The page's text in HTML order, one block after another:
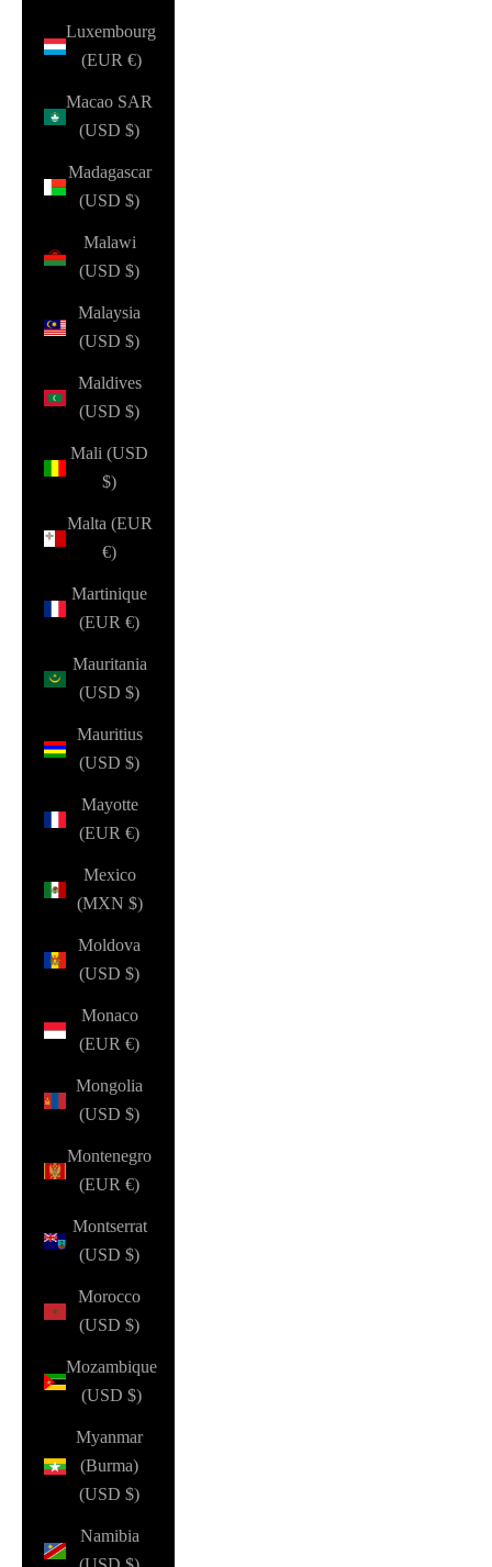
Luxembourg
(EUR €)
Macao SAR
(USD $)
Madagascar
(USD $)
Malawi
(USD $)
Malaysia
(USD $)
Maldives
(USD $)
Mali (USD
$)
Malta (EUR
€)
Martinique
(EUR €)
Mauritania
(USD $)
Mauritius
(USD $)
Mayotte
(EUR €)
Mexico
(MXN $)
Moldova
(USD $)
Monaco
(EUR €)
Mongolia
(USD $)
Montenegro
(EUR €)
Montserrat
(USD $)
Morocco
(USD $)
Mozambique
(USD $)
Myanmar
(Burma)
(USD $)
Namibia